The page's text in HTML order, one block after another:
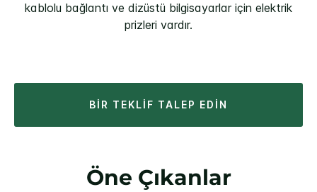
kablolu bağlantı ve dizüstü bilgisayarlar için elektrik
prizleri vardır.
BIR TEKLIF TALEP EDIN
Öne Çıkanlar